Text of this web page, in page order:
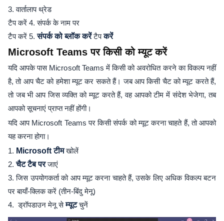
3. वार्तालाप थ्रेड
टैप करें 4. संपर्क के नाम पर
टैप करें 5.संपर्क को ब्लॉक करेंटैपकरें
Microsoft Teams पर किसी को म्यूट करें
यदि आपके पास Microsoft Teams में किसी को अवरोधित करने का विकल्प नहीं
है, तो आप चैट को हमेशा म्यूट कर सकते हैं। जब आप किसी चैट को म्यूट करते हैं,
तो जब भी आप जिस व्यक्ति को म्यूट करते हैं, वह आपको टीम में संदेश भेजेगा, तब
आपको सूचनाएं प्राप्त नहीं होंगी।
यदि आप Microsoft Teams पर किसी संपर्क को म्यूट करना चाहते हैं, तो आपको
यह करना होगा।
1. Microsoft टीमखोलें
2.चैट टैब परजाएं
3. जिस उपयोगकर्ता को आप म्यूट करना चाहते हैं, उसके लिए अधिक विकल्प बटन
पर बायाँ-क्लिक करें (तीन-बिंदु मेनू)
4. ड्रॉपडाउन मेनू सेम्यूटचुनें